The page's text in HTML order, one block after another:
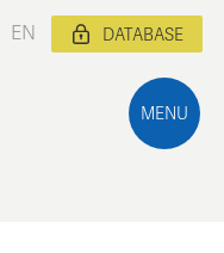
MENU
EN DATABASE